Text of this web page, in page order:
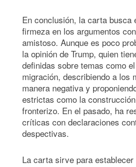
En conclusión, la carta busca
firmeza en los argumentos
amistoso. Aunque es poco
la opinión de Trump, quien
definidas sobre temas como
migración, describiendo a los
manera negativa y
estrictas como la
fronterizo. En el pasado, ha
críticas con declaraciones
despectivas.
La carta sirve para